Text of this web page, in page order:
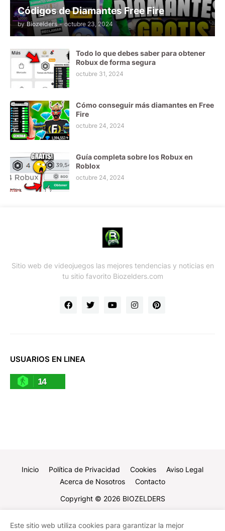
Códigos de Diamantes Free Fire
by Biozelders - octubre 23, 2024
Todo lo que debes saber para obtener
Robux de forma segura
octubre 31, 2024
Cómo conseguir más diamantes en Free
Fire
octubre 24, 2024
Guía completa sobre los Robux en
Roblox
octubre 24, 2024
Sitio web de videojuegos las mejores tendencias y noticias en
tu sitio favorito Biozelders.com
USUARIOS EN LINEA
14
Copyright © 2026 BIOZELDERS
Inicio Política de Privacidad Cookies
Aviso Legal
Acerca de Nosotros
Contacto
Este sitio web utiliza cookies para garantizar la mejor